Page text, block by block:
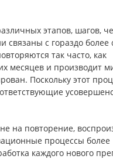
этапов, шагов,
связаны с гораздо
так часто, как
месяцев и производит
Поскольку этот
на повторение,
процессы более
каждого нового